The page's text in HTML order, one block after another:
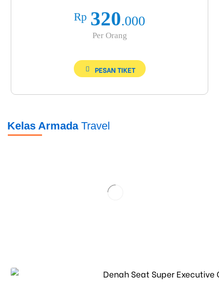
Rp 320.000
Per Orang
PESAN TIKET
Kelas ArmadaTravel